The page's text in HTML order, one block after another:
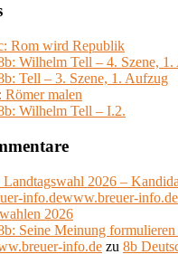
Rom wird Republik
Wilhelm Tell – 4. Szene,
Tell – 3. Szene, 1. Aufzug
Römer malen
Wilhelm Tell – I.2.
Landtagswahl 2026 –
info.dewww.breuer-info.de
2026
Seine Meinung
info.de zu 8b